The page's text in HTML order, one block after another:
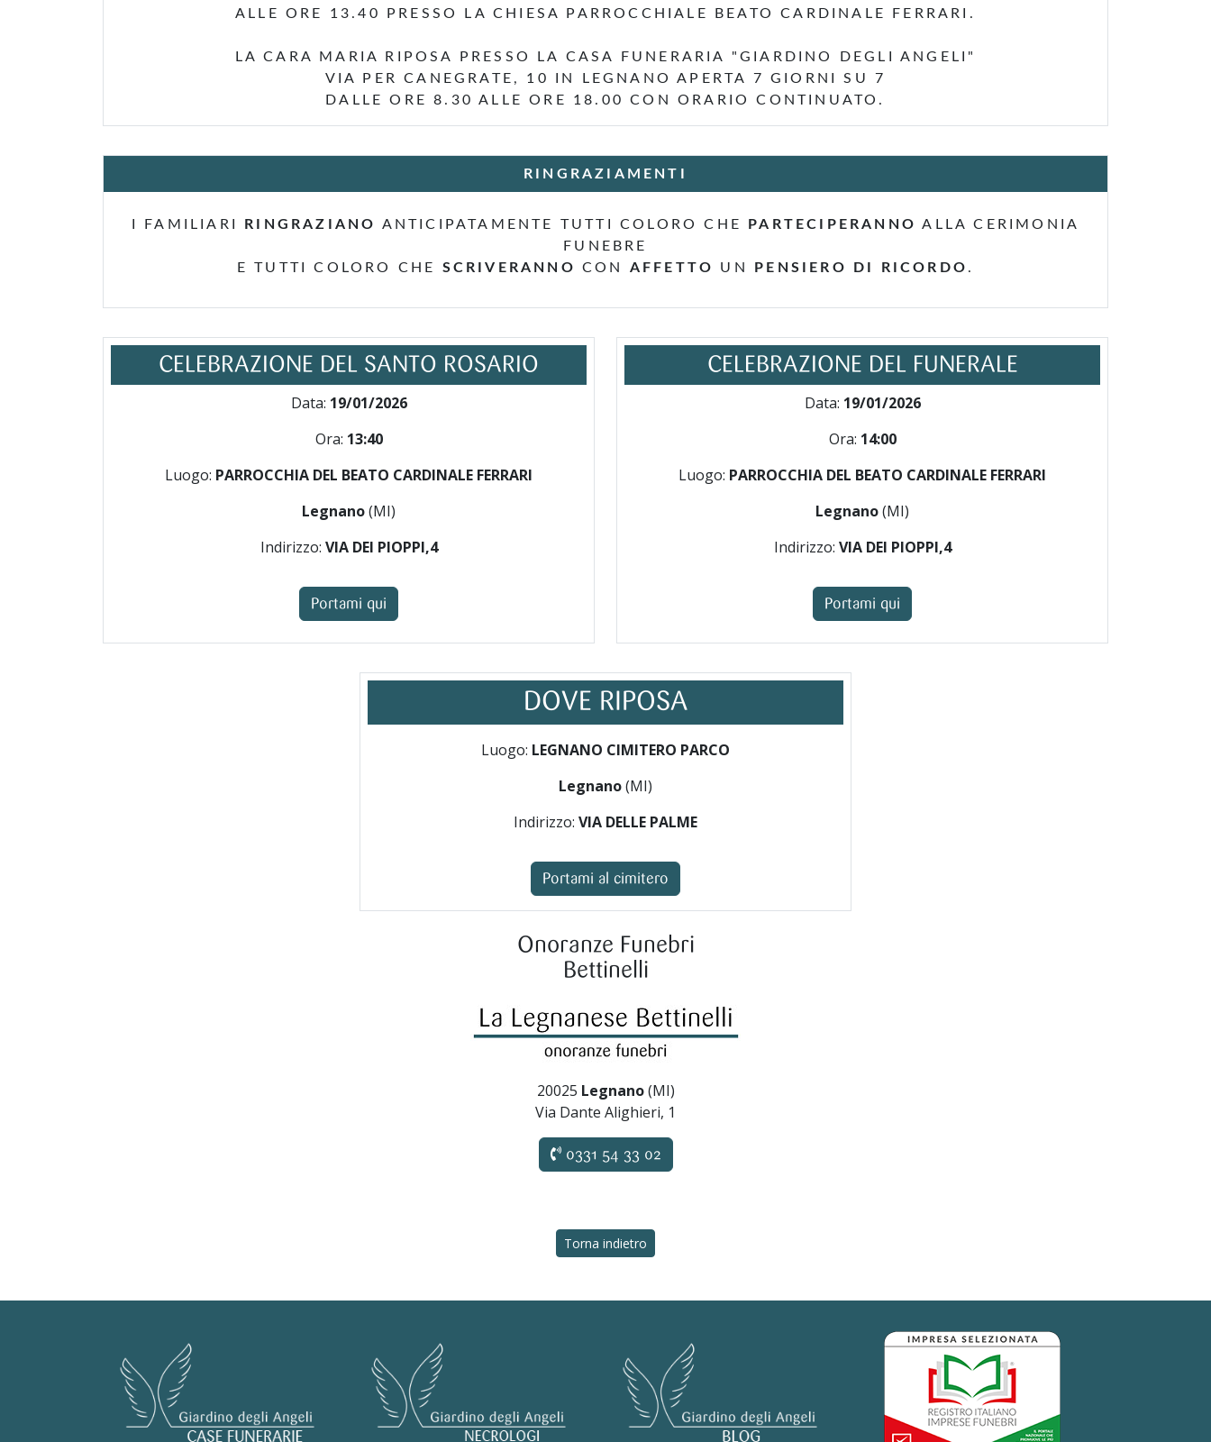
ALLE ORE 13.40 PRESSO LA CHIESA PARROCCHIALE BEATO CARDINALE FERRARI.
LA CARA MARIA RIPOSA PRESSO LA CASA FUNERARIA "GIARDINO DEGLI ANGELI"
VIA PER CANEGRATE, 10 IN LEGNANO APERTA 7 GIORNI SU 7
DALLE ORE 8.30 ALLE ORE 18.00 CON ORARIO CONTINUATO.
RINGRAZIAMENTI
I FAMILIARI RINGRAZIANO ANTICIPATAMENTE TUTTI COLORO CHE PARTECIPERANNO ALLA CERIMONIA
FUNEBRE
E TUTTI COLORO CHE SCRIVERANNO CON AFFETTO UN PENSIERO DI RICORDO .
CELEBRAZIONE DEL SANTO ROSARIO
Data: 19/01/2026
Ora: 13:40
Luogo: PARROCCHIA DEL BEATO CARDINALE FERRARI
Legnano(MI)
Indirizzo: VIA DEI PIOPPI,4
Portami qui
CELEBRAZIONE DEL FUNERALE
Data: 19/01/2026
Ora: 14:00
Luogo: PARROCCHIA DEL BEATO CARDINALE FERRARI
Legnano(MI)
Indirizzo: VIA DEI PIOPPI,4
Portami qui
DOVE RIPOSA
Luogo: LEGNANO CIMITERO PARCO
Legnano(MI)
Indirizzo: VIA DELLE PALME
Portami al cimitero
Onoranze Funebri
Bettinelli
20025 Legnano(MI)
Via Dante Alighieri, 1
0331 54 33 02
Torna indietro